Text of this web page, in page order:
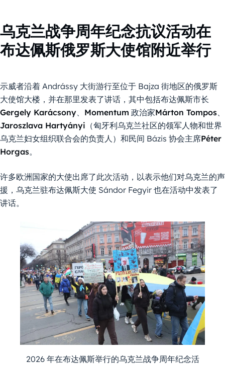
乌克兰战争周年纪念抗议活动在
布达佩斯俄罗斯大使馆附近举行
示威者沿着 Andrássy 大街游行至位于 Bajza 街地区的俄罗斯
大使馆大楼，并在那里发表了讲话，其中包括布达佩斯市长
Gergely Karácsony、 Momentum 政治家Márton Tompos、
Jaroszlava Hartyányi （匈牙利乌克兰社区的领军人物和世界
乌克兰妇女组织联合会的负责人）和民间 Bázis 协会主席Péter
Horgas。
许多欧洲国家的大使出席了此次活动，以表示他们对乌克兰的声
援，乌克兰驻布达佩斯大使 Sándor Fegyir 也在活动中发表了
讲话。
2026 年在布达佩斯举行的乌克兰战争周年纪念活